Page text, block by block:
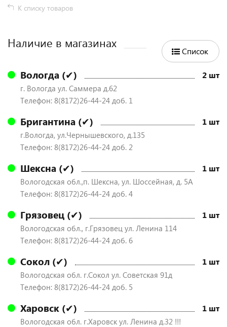
К списку товаров
Наличие в магазинах
Список
Вологда (✔) 2 шт
г. Вологда ул. Саммера д.62
Телефон: 8(8172)26-44-24 доб. 1
Бригантина (✔) 1 шт
г.Вологда, ул.Чернышевского, д.135
Телефон: 8(8172)26-44-24 доб. 2
Шексна (✔) 1 шт
Вологодская обл.,п. Шексна, ул. Шоссейная, д. 5А
Телефон: 8(8172)26-44-24 доб. 4
Грязовец (✔) 1 шт
Вологодская обл., г.Грязовец ул. Ленина 114
Телефон: 8(8172)26-44-24 доб. 6
Сокол (✔) 1 шт
Вологодская обл. г.Сокол ул. Советская 91д
Телефон: 8(8172)26-44-24 доб. 5
Харовск (✔) 1 шт
Вологодская обл. г.Харовск ул. Ленина д.32 !!!